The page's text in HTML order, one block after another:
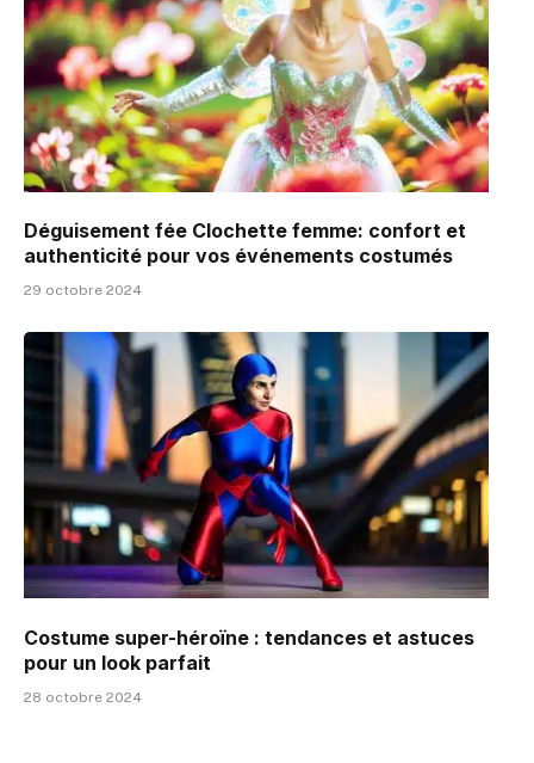
Déguisement fée Clochette femme: confort et
authenticité pour vos événements costumés
29 octobre 2024
Costume super-héroïne : tendances et astuces
pour un look parfait
28 octobre 2024